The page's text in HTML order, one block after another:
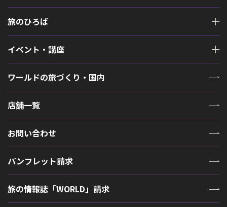
旅のひろば
イベント・講座
ワールドの旅づくり・国内
店舗一覧
お問い合わせ
パンフレット請求
旅の情報誌「WORLD」請求